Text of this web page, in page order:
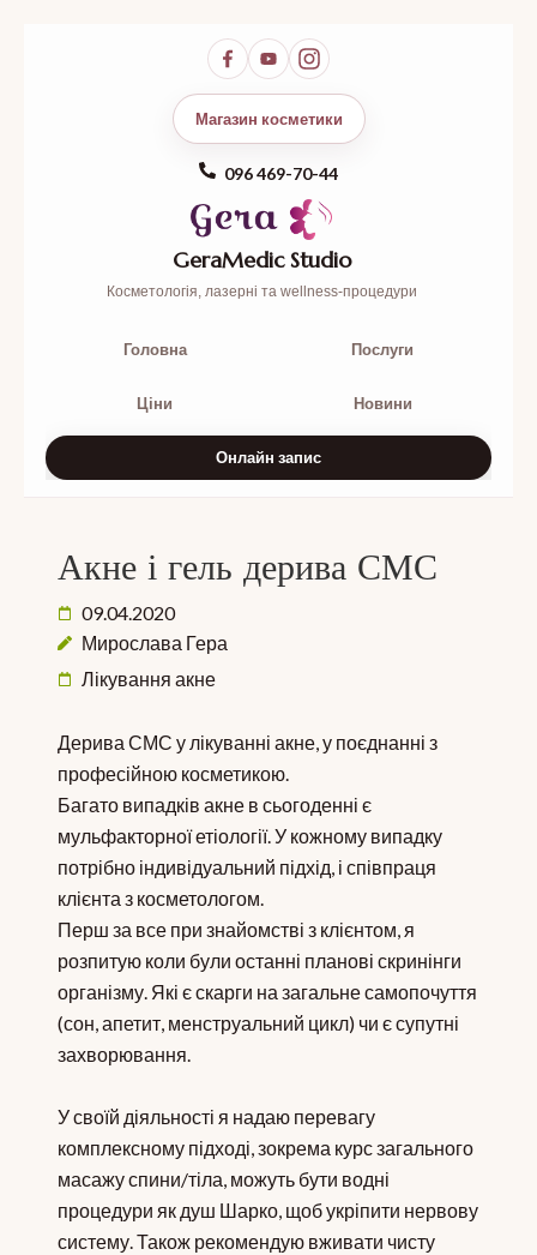
Магазин косметики
096 469-70-44
GeraMedic Studio
Косметологія, лазерні та wellness-процедури
Головна Послуги
Ціни Новини
Онлайн запис
Акне і гель дерива СМС
09.04.2020
Мирослава Гера
Лікування акне
Дерива СМС у лікуванні акне, у поєднанні з
професійною косметикою.
Багато випадків акне в сьогоденні є
мульфакторної етіології. У кожному випадку
потрібно індивідуальний підхід, і співпраця
клієнта з косметологом.
Перш за все при знайомстві з клієнтом, я
розпитую коли були останні планові скринінги
організму. Які є скарги на загальне самопочуття
(сон, апетит, менструальний цикл) чи є супутні
захворювання.
У своїй діяльності я надаю перевагу
комплексному підході, зокрема курс загального
масажу спини/тіла, можуть бути водні
процедури як душ Шарко, щоб укріпити нервову
систему. Також рекомендую вживати чисту